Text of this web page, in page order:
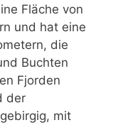
Fläche von
und hat eine
die
Buchten
Fjorden
der
mit